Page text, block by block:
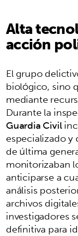
Alta
acción
El grupo
biológico, sino
mediante
Durante la
Guardia Civil
especializado y
de última
monitorizaban
anticiparse a
análisis
archivos
investigadores
definitiva para